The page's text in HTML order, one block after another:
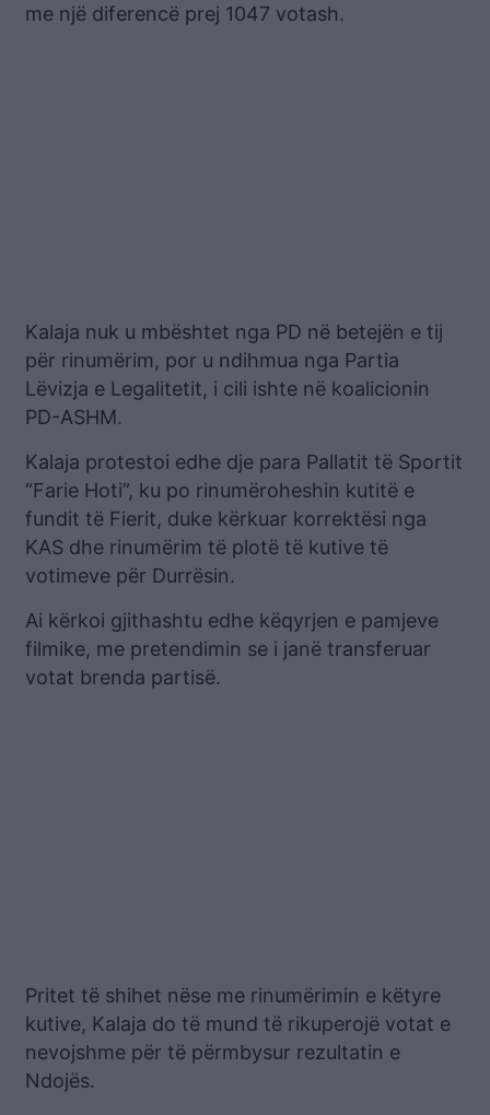
me një diferencë prej 1047 votash.
Kalaja nuk u mbështet nga PD në betejën e tij
për rinumërim, por u ndihmua nga Partia
Lëvizja e Legalitetit, i cili ishte në koalicionin
PD-ASHM.
Kalaja protestoi edhe dje para Pallatit të Sportit
“Farie Hoti”, ku po rinumëroheshin kutitë e
fundit të Fierit, duke kërkuar korrektësi nga
KAS dhe rinumërim të plotë të kutive të
votimeve për Durrësin.
Ai kërkoi gjithashtu edhe këqyrjen e pamjeve
filmike, me pretendimin se i janë transferuar
votat brenda partisë.
Pritet të shihet nëse me rinumërimin e këtyre
kutive, Kalaja do të mund të rikuperojë votat e
nevojshme për të përmbysur rezultatin e
Ndojës.